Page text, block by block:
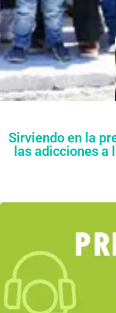
Sirviendo en la
las adicciones a